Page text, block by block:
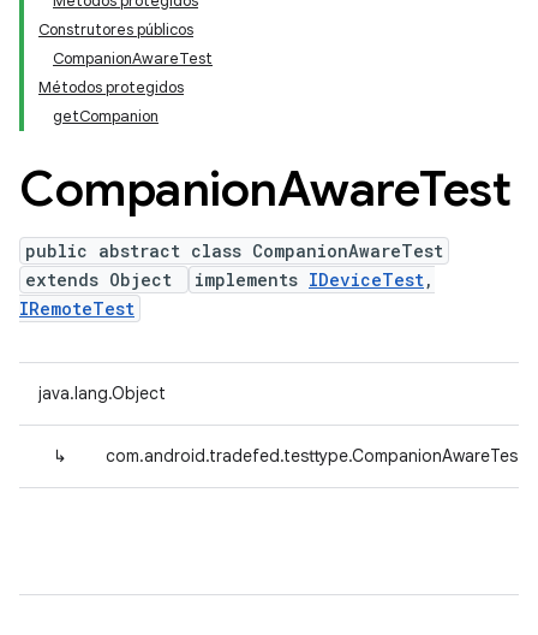
Construtores públicos
CompanionAwareTest
Métodos protegidos
getCompanion
CompanionAwareTest
public abstract class CompanionAwareTest
extends Object
implements IDeviceTest,
IRemoteTest
java.lang.Object
↳ com.android.tradefed.testtype.CompanionAwareTest